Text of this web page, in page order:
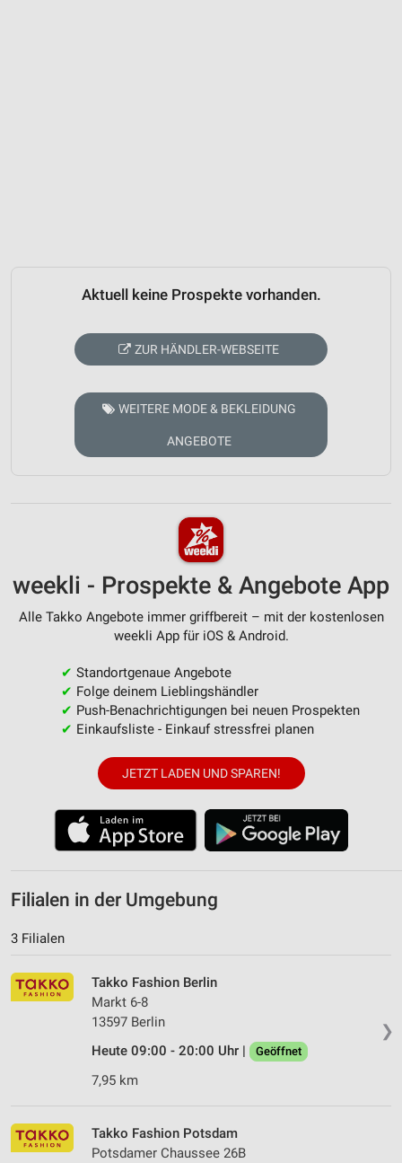
Aktuell keine Prospekte vorhanden.
ZUR HÄNDLER-WEBSEITE
WEITERE MODE & BEKLEIDUNG
ANGEBOTE
weekli - Prospekte & Angebote App
Alle Takko Angebote immer griffbereit – mit der kostenlosen
weekli App für iOS & Android.
✔ Standortgenaue Angebote
✔ Folge deinem Lieblingshändler
✔ Push-Benachrichtigungen bei neuen Prospekten
✔ Einkaufsliste - Einkauf stressfrei planen
JETZT LADEN UND SPAREN!
Filialen in der Umgebung
3 Filialen
❯
Takko Fashion Berlin
Markt 6-8
13597 Berlin
Heute 09:00 - 20:00 Uhr |
Geöffnet
7,95 km
Takko Fashion Potsdam
Potsdamer Chaussee 26B